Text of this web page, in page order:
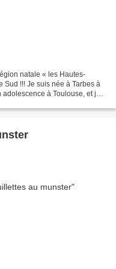
natale « les Hautes-
Sud !!! Je suis née à Tarbes à
à Toulouse, et je